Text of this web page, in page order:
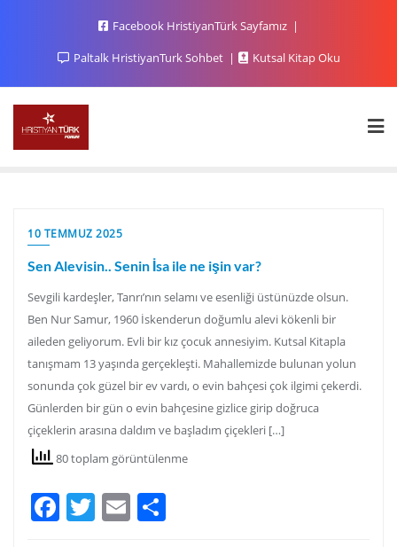
Facebook HristiyanTürk Sayfamız
Paltalk HristiyanTurk Sohbet
Kutsal Kitap Oku
10 TEMMUZ 2025
Sen Alevisin.. Senin İsa ile ne işin var?
Sevgili kardeşler, Tanrı’nın selamı ve esenliği üstünüzde olsun.
Ben Nur Samur, 1960 İskenderun doğumlu alevi kökenli bir
aileden geliyorum. Evli bir kız çocuk annesiyim. Kutsal Kitapla
tanışmam 13 yaşında gerçekleşti. Mahallemizde bulunan yolun
sonunda çok güzel bir ev vardı, o evin bahçesi çok ilgimi çekerdi.
Günlerden bir gün o evin bahçesine gizlice girip doğruca
çiçeklerin arasına daldım ve başladım çiçekleri […]
80 toplam görüntülenme
Facebook
Twitter
Email